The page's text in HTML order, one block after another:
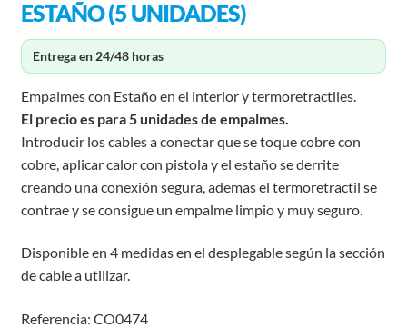
ESTAÑO (5 UNIDADES)
Entrega en 24/48 horas
Empalmes con Estaño en el interior y termoretractiles.
El precio es para 5 unidades de empalmes.
Introducir los cables a conectar que se toque cobre con
cobre, aplicar calor con pistola y el estaño se derrite
creando una conexión segura, ademas el termoretractil se
contrae y se consigue un empalme limpio y muy seguro.
Disponible en 4 medidas en el desplegable según la sección
de cable a utilizar.
Referencia: CO0474